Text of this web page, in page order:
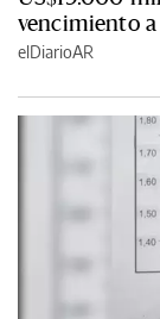
vencimiento
elDiarioAR